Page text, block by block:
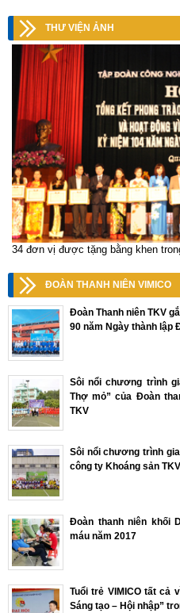
THƯ VIỆN ẢNH
34 đơn vị được tặng bằng khen
ĐOÀN THANH NIÊN VIMICO
Đoàn Thanh niên TKV
90 năm Ngày thành lập
Sôi nổi chương trình
Thợ mỏ” của Đoàn
TKV
Sôi nổi chương trình
công ty Khoáng sản
Đoàn thanh niên khối
máu năm 2017
Tuổi trẻ VIMICO tất cả
Sáng tạo – Hội nhập”